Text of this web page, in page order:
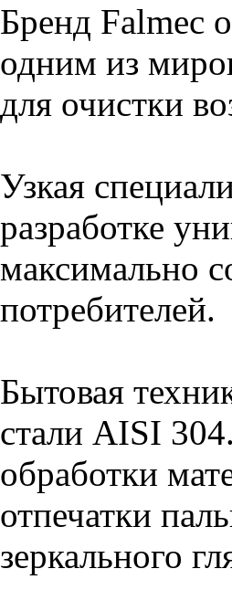
Бренд Falmec
одним из
для очистки
Узкая
разработке
максимально
потребителей.
Бытовая
стали AISI
обработки
отпечатки
зеркального